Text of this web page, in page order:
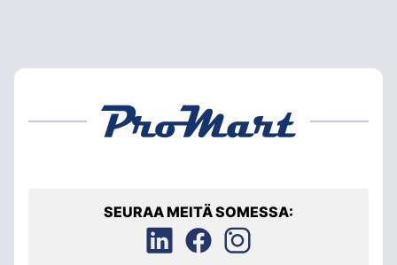
SEURAA MEITÄ SOMESSA: